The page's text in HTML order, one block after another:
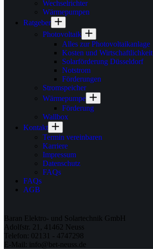
Wechselrichter
Wärmepumpen
Ratgeber
Photovoltaik
Alles zur Photovoltaikanlage
Kosten und Wirtschaftlichkeit
Solarförderung Düsseldorf
Notstrom
Förderungen
Stromspeicher
Wärmepumpe
Förderung
Wallbox
Kontakt
Termin vereinbaren
Karriere
Impressum
Datenschutz
FAQs
FAQs
AGB
Baran Elektro- und Solartechnik GmbH
Adolfstr. 21, 41462 Neuss
Telefon: 02131 - 4747298
E-Mail: info@bet-neuss.de